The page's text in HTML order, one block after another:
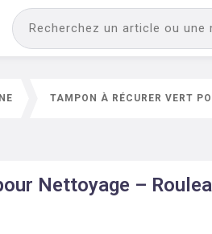
TAMPON À RÉCURER VERT
Nettoyage –